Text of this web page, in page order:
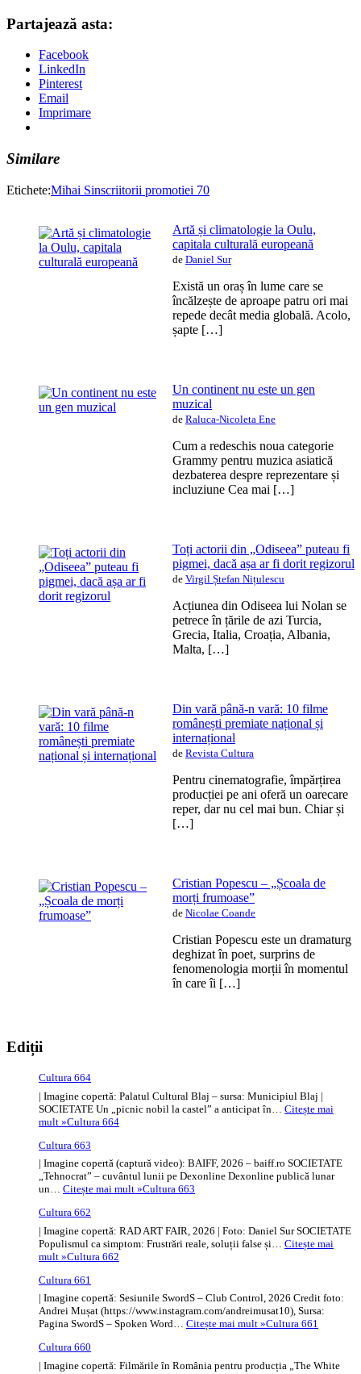
Partajează asta:
Facebook
LinkedIn
Pinterest
Email
Imprimare
Similare
Etichete:Mihai Sinscriitorii promotiei 70
Artă și climatologie la Oulu,
capitala culturală europeană
de Daniel Sur
Există un oraș în lume care se
încălzește de aproape patru ori mai
repede decât media globală. Acolo,
șapte […]
Un continent nu este un gen
muzical
de Raluca-Nicoleta Ene
Cum a redeschis noua categorie
Grammy pentru muzica asiatică
dezbaterea despre reprezentare și
incluziune Cea mai […]
Toți actorii din „Odiseea” puteau fi
pigmei, dacă așa ar fi dorit regizorul
de Virgil Ștefan Nițulescu
Acțiunea din Odiseea lui Nolan se
petrece în țările de azi Turcia,
Grecia, Italia, Croația, Albania,
Malta, […]
Din vară până-n vară: 10 filme
românești premiate național și
internațional
de Revista Cultura
Pentru cinematografie, împărțirea
producției pe ani oferă un oarecare
reper, dar nu cel mai bun. Chiar și
[…]
Cristian Popescu – „Școala de
morți frumoase”
de Nicolae Coande
Cristian Popescu este un dramaturg
deghizat în poet, surprins de
fenomenologia morții în momentul
în care îi […]
Ediții
Cultura 664
| Imagine copertă: Palatul Cultural Blaj – sursa: Municipiul Blaj |
SOCIETATE Un „picnic nobil la castel” a anticipat în… Citește mai
mult »Cultura 664
Cultura 663
| Imagine copertă (captură video): BAIFF, 2026 – baiff.ro SOCIETATE
„Tehnocrat” – cuvântul lunii pe Dexonline Dexonline publică lunar
un… Citește mai mult »Cultura 663
Cultura 662
| Imagine copertă: RAD ART FAIR, 2026 | Foto: Daniel Sur SOCIETATE
Populismul ca simptom: Frustrări reale, soluții false și… Citește mai
mult »Cultura 662
Cultura 661
| Imagine copertă: Sesiunile SwordS – Club Control, 2026 Credit foto:
Andrei Mușat (https://www.instagram.com/andreimusat10), Sursa:
Pagina SwordS – Spoken Word… Citește mai mult »Cultura 661
Cultura 660
| Imagine copertă: Filmările în România pentru producția „The White